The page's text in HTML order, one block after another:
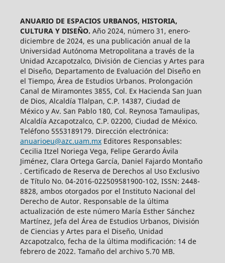
ANUARIO DE ESPACIOS URBANOS, HISTORIA,
CULTURA Y DISEÑO. Año 2024, número 31, enero-
diciembre de 2024, es una publicación anual de la
Universidad Autónoma Metropolitana a través de la
Unidad Azcapotzalco, División de Ciencias y Artes para
el Diseño, Departamento de Evaluación del Diseño en
el Tiempo, Área de Estudios Urbanos. Prolongación
Canal de Miramontes 3855, Col. Ex Hacienda San Juan
de Dios, Alcaldía Tlalpan, C.P. 14387, Ciudad de
México y Av. San Pablo 180, Col. Reynosa Tamaulipas,
Alcaldía Azcapotzalco, C.P. 02200, Ciudad de México.
Teléfono 5553189179. Dirección electrónica:
anuarioeu@azc.uam.mxEditores Responsables:
Cecilia Itzel Noriega Vega, Felipe Gerardo Ávila
Jiménez, Clara Ortega García, Daniel Fajardo Montaño
. Certificado de Reserva de Derechos al Uso Exclusivo
de Título No. 04-2016-022509581900-102, ISSN: 2448-
8828, ambos otorgados por el Instituto Nacional del
Derecho de Autor. Responsable de la última
actualización de este número María Esther Sánchez
Martínez, Jefa del Área de Estudios Urbanos, División
de Ciencias y Artes para el Diseño, Unidad
Azcapotzalco, fecha de la última modificación: 14 de
febrero de 2022. Tamaño del archivo 5.70 MB.